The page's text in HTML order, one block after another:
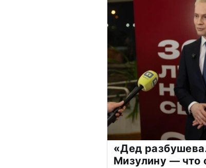
«Дед
Мизулину — что